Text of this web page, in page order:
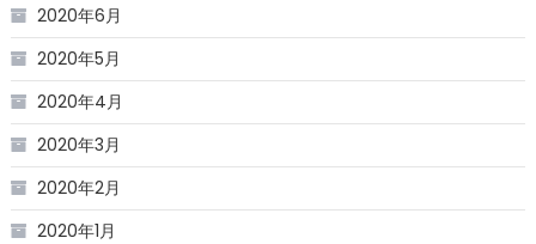
2020年6月
2020年5月
2020年4月
2020年3月
2020年2月
2020年1月